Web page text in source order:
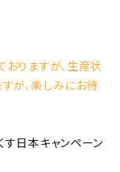
りますが、生産状
が、楽しみにお待
す日本キャンペーン